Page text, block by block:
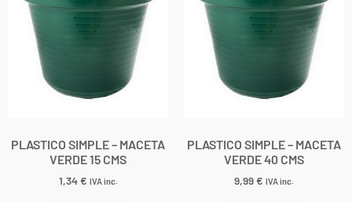
PLASTICO SIMPLE – MACETA
VERDE 15 CMS
1,34€ IVA inc.
PLASTICO SIMPLE – MACETA
VERDE 40 CMS
9,99€ IVA inc.